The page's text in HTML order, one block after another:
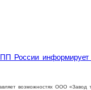
России информирует
возможностях ООО «Завод